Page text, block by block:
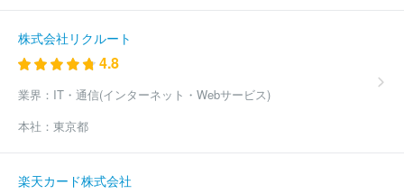
株式会社リクルート
4.8
業界： IT・通信(インターネット・Webサービス)
本社： 東京都
楽天カード株式会社